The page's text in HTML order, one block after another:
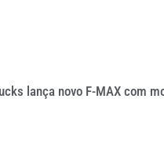
lança novo F-MAX com